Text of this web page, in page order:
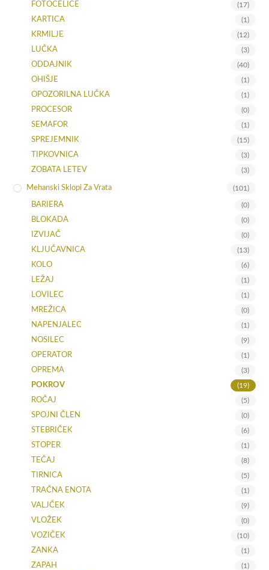
FOTOCELICE (17)
KARTICA (1)
KRMILJE (12)
LUČKA (3)
ODDAJNIK (40)
OHIŠJE (1)
OPOZORILNA LUČKA (1)
PROCESOR (0)
SEMAFOR (1)
SPREJEMNIK (15)
TIPKOVNICA (3)
ZOBATA LETEV (3)
Mehanski Sklopi Za Vrata (101)
BARIERA (0)
BLOKADA (0)
IZVIJAČ (0)
KLJUČAVNICA (13)
KOLO (6)
LEŽAJ (1)
LOVILEC (1)
MREŽICA (0)
NAPENJALEC (1)
NOSILEC (9)
OPERATOR (1)
OPREMA (3)
POKROV (19)
ROČAJ (5)
SPOJNI ČLEN (0)
STEBRIČEK (6)
STOPER (1)
TEČAJ (8)
TIRNICA (5)
TRAČNA ENOTA (1)
VALJČEK (9)
VLOŽEK (0)
VOZIČEK (10)
ZANKA (1)
ZAPAH (1)